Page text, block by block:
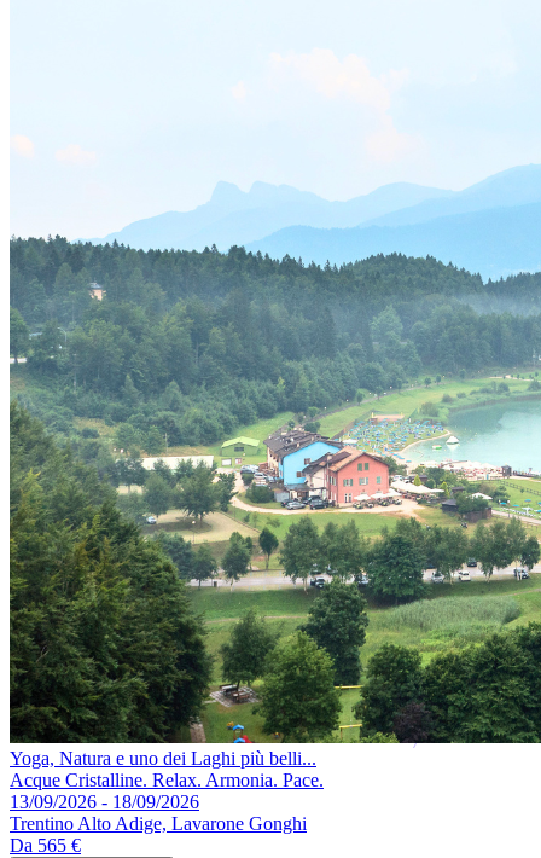
Yoga, Natura e uno dei Laghi più belli...
Acque Cristalline. Relax. Armonia. Pace.
13/09/2026 - 18/09/2026
Trentino Alto Adige, Lavarone Gonghi
Da 565 €